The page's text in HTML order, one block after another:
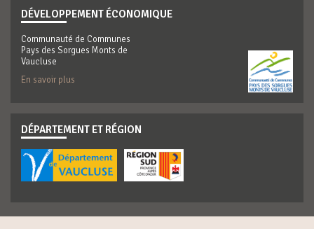
DÉVELOPPEMENT ÉCONOMIQUE
Communauté de Communes
Pays des Sorgues Monts de
Vaucluse
En savoir plus
DÉPARTEMENT ET RÉGION